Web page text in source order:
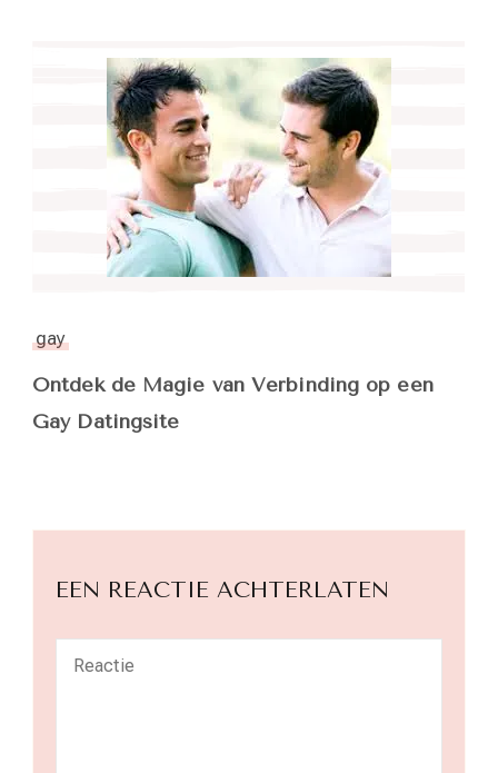
gay
Ontdek de Magie van Verbinding op een
Gay Datingsite
EEN REACTIE ACHTERLATEN